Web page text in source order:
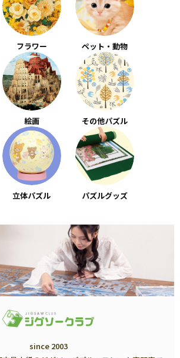
フラワー ペット・動物
絵画 その他パズル
立体パズル パズルグッズ
since 2003